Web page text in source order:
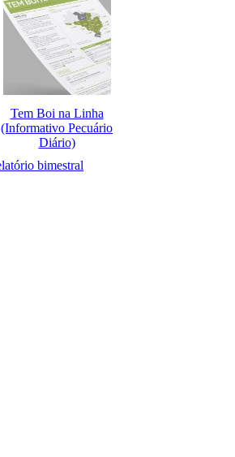
Tem Boi na Linha
(Informativo Pecuário
Diário)